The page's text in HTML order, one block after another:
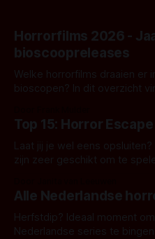
Horrorfilms 2026 -
bioscoopreleases
Welke horrorfilms draaien er
bioscopen? In dit overzicht
Top 15: Horror
Laat jij je wel eens
zijn zeer geschikt om te
Alle Nederlandse
Herfstdip? Ideaal moment
Nederlandse series te bingen! Bij nederhorror denk je